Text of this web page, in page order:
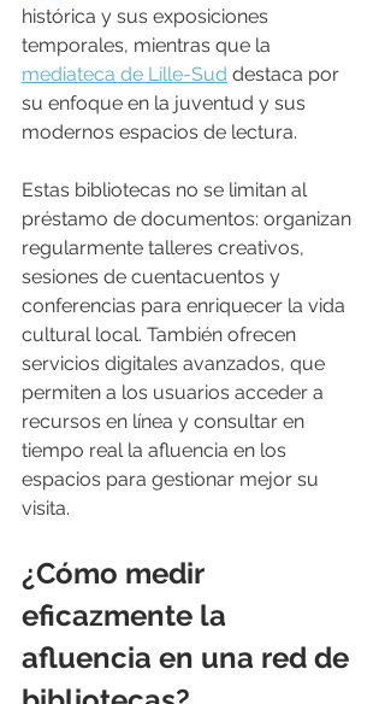
histórica y sus exposiciones
temporales, mientras que la
mediateca de Lille-Sud destaca por
su enfoque en la juventud y sus
modernos espacios de lectura.
Estas bibliotecas no se limitan al
préstamo de documentos: organizan
regularmente talleres creativos,
sesiones de cuentacuentos y
conferencias para enriquecer la vida
cultural local. También ofrecen
servicios digitales avanzados, que
permiten a los usuarios acceder a
recursos en línea y consultar en
tiempo real la afluencia en los
espacios para gestionar mejor su
visita.
¿Cómo medir
eficazmente la
afluencia en una red de